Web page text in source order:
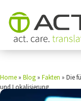
Home » Blog » Fakten » Die
und Lokalisierung